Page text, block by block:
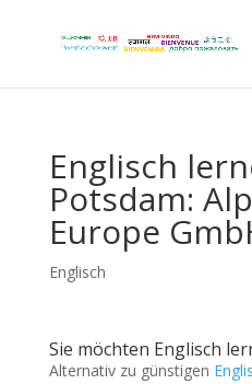
Englisch
Potsdam:
Europe
Englisch
Sie möchten Englisch
Alternativ zu günstigen